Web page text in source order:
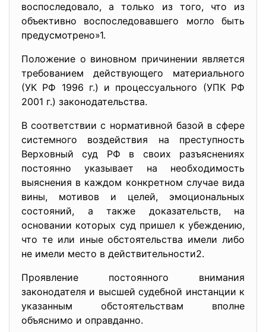
воспоследовало, а только из того, что из
объективно воспоследовавшего могло быть
предусмотрено»1.
Положение о виновном причинении является
требованием действующего материального
(УК РФ 1996 г.) и процессуального (УПК РФ
2001 г.) законодательства.
В соответствии с нормативной базой в сфере
системного воздействия на преступность
Верховный суд РФ в своих разъяснениях
постоянно указывает на необходимость
выяснения в каждом конкретном случае вида
вины, мотивов и целей, эмоциональных
состояний, а также доказательств, на
основании которых суд пришел к убеждению,
что те или иные обстоятельства имели либо
не имели место в действительности2.
Проявление постоянного внимания
законодателя и высшей судебной инстанции к
указанным обстоятельствам вполне
объяснимо и оправданно.